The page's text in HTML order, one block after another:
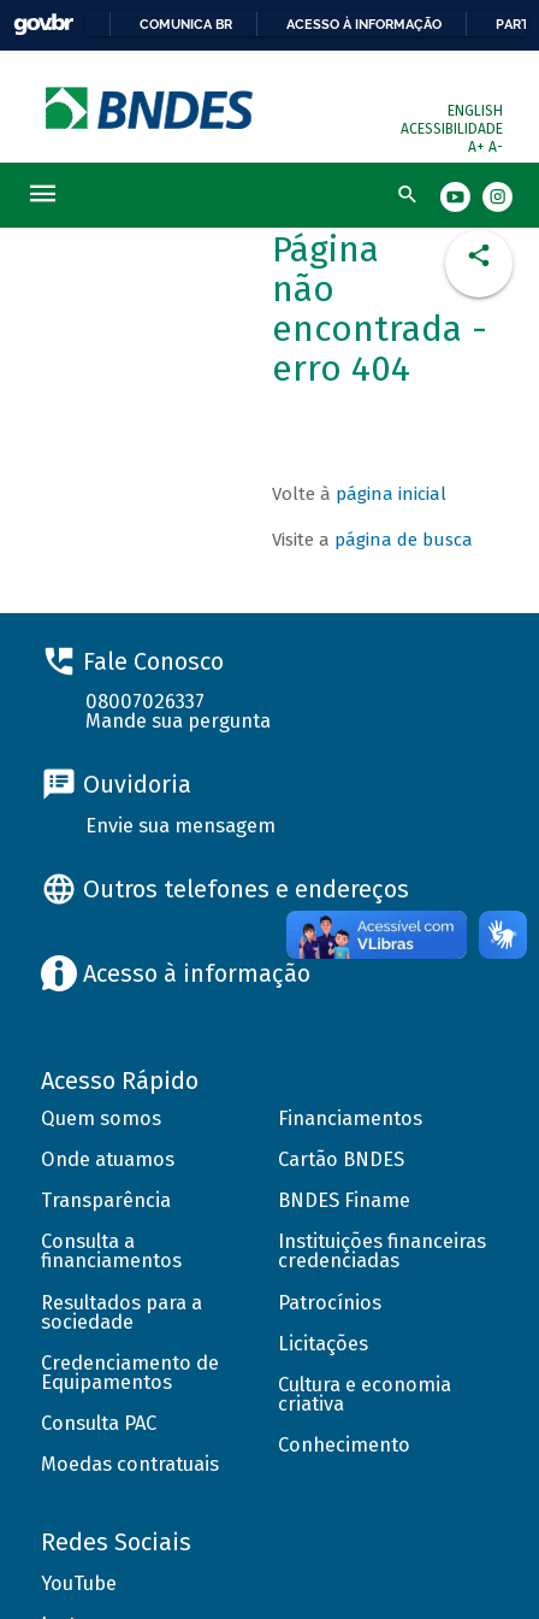
COMUNICA BR ACESSO À INFORMAÇÃO
ENGLISH
ACESSIBILIDADE
A+ A-
Busca
Página
não
encontrada -
erro 404
Volte à página inicial
Visite a página de busca
Fale Conosco
08007026337
Mande sua pergunta
Ouvidoria
Envie sua mensagem
Outros telefones e endereços
Acesso à informação
Acesso Rápido
Quem somos
Onde atuamos
Transparência
Consulta a
financiamentos
Resultados para a
sociedade
Credenciamento de
Equipamentos
Consulta PAC
Moedas contratuais
Financiamentos
Cartão BNDES
BNDES Finame
Instituições financeiras
credenciadas
Patrocínios
Licitações
Cultura e economia
criativa
Conhecimento
Redes Sociais
YouTube